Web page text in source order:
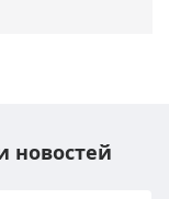
новостей